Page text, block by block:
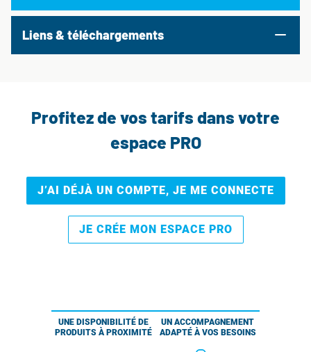
Liens & téléchargements
Profitez de vos tarifs dans votre
espace PRO
J’AI DÉJÀ UN COMPTE, JE ME CONNECTE
JE CRÉE MON ESPACE PRO
UNE DISPONIBILITÉ DE
PRODUITS À PROXIMITÉ
UN ACCOMPAGNEMENT
ADAPTÉ À VOS BESOINS